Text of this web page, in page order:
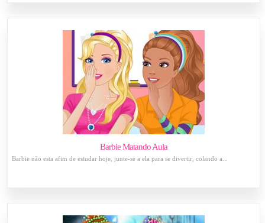
Barbie Matando Aula
Barbie não esta afim de estudar hoje, junte-se a ela para se divertir, colando a...